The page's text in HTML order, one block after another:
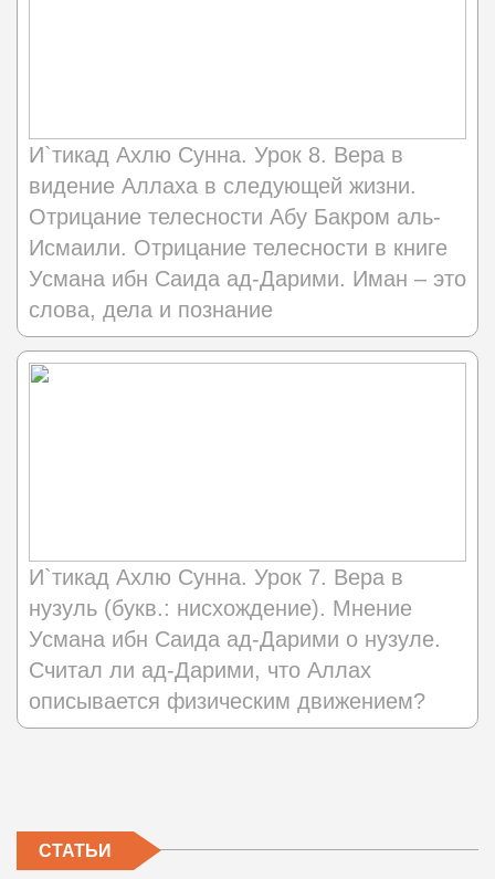
И`тикад Ахлю Сунна. Урок 8. Вера в
видение Аллаха в следующей жизни.
Отрицание телесности Абу Бакром аль-
Исмаили. Отрицание телесности в книге
Усмана ибн Саида ад-Дарими. Иман – это
слова, дела и познание
И`тикад Ахлю Сунна. Урок 7. Вера в
нузуль (букв.: нисхождение). Мнение
Усмана ибн Саида ад-Дарими о нузуле.
Считал ли ад-Дарими, что Аллах
описывается физическим движением?
СТАТЬИ